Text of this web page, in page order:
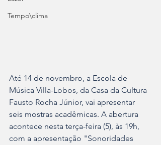
Tempo\clima
Até 14 de novembro, a Escola de
Música Villa-Lobos, da Casa da Cultura
Fausto Rocha Júnior, vai apresentar
seis mostras acadêmicas. A abertura
acontece nesta terça-feira (5), às 19h,
com a apresentação "Sonoridades